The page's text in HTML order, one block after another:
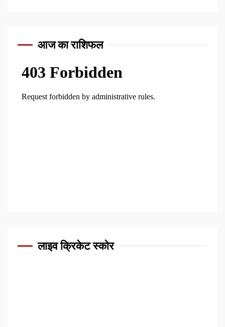
आज का राशिफल
लाइव क्रिकेट स्कोर